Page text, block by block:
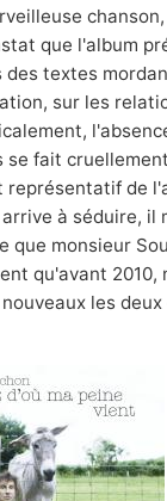
que l'album
des textes
sur les
se fait
représentatif de
à séduire, il
que monsieur
qu'avant 2010,
les